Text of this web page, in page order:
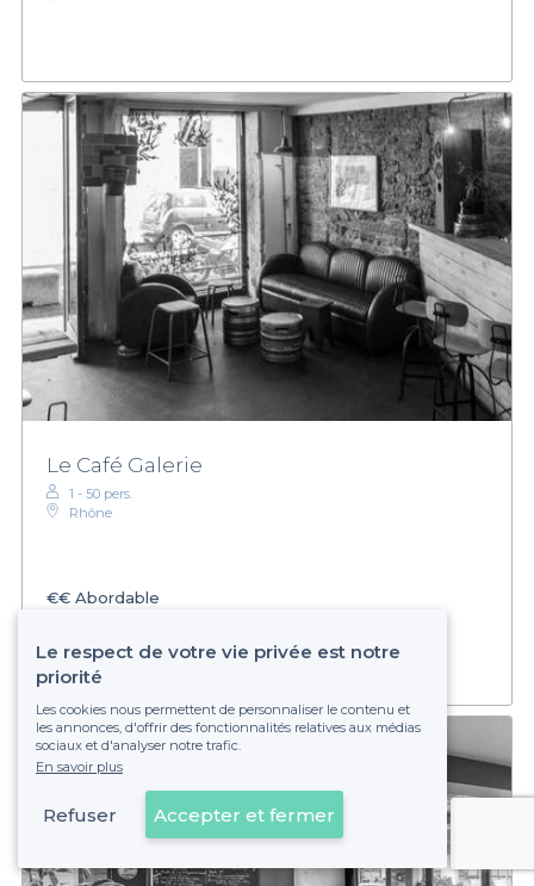
Le Café Galerie
1 - 50 pers.
Rhône
€€ Abordable
Voir sur la carte
Le respect de votre vie privée est notre
priorité
Les cookies nous permettent de personnaliser le contenu et
les annonces, d'offrir des fonctionnalités relatives aux médias
sociaux et d'analyser notre trafic.
En savoir plus
Refuser Accepter et fermer